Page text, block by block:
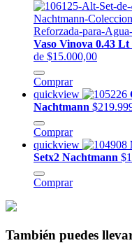
Vaso Vinova 0.43
de $15.000,00
Comprar
quickview
Nachtmann
Comprar
quickview
Setx2 Nachtmann
Comprar
También puedes